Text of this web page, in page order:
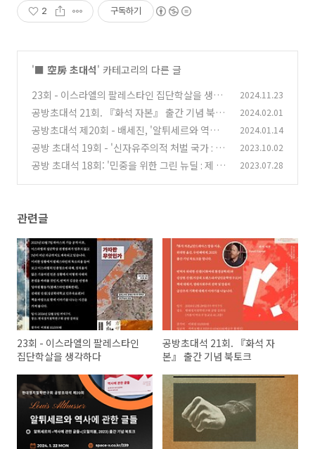
2 구독하기
'■ 空房 초대석' 카테고리의 다른 글
23회 - 이스라엘의 팔레스타인 집단학살을 생각
하다
(3)
2024.11.23
공방초대석 21회. 『화석 자본』 출간 기념 북토
크
(0)
2024.02.01
공방초대석 제20회 - 배세진, '알튀세르와 역사
에 관한 글들' (0)
2024.01.14
공방 초대석 19회 - '신자유주의적 처벌 국가 : 이
론화를 위한 소고'
(0)
2023.10.02
공방 초대석 18회: '민중을 위한 그린 뉴딜 : 제 3
2023.07.28
관련글
23회 - 이스라엘의 팔레스타인
집단학살을 생각하다
공방초대석 21회. 『화석 자
본』 출간 기념 북토크